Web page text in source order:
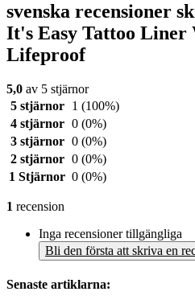
svenska recensioner
It's Easy Tattoo Liner
Lifeproof
5,0 av 5 stjärnor
5 stjärnor
1 (100%)
4 stjärnor 0 (0%)
3 stjärnor 0 (0%)
2 stjärnor 0 (0%)
1 Stjärnor 0 (0%)
1 recension
Inga recensioner tillgängliga
Bli den första att skriva en
Senaste artiklarna: